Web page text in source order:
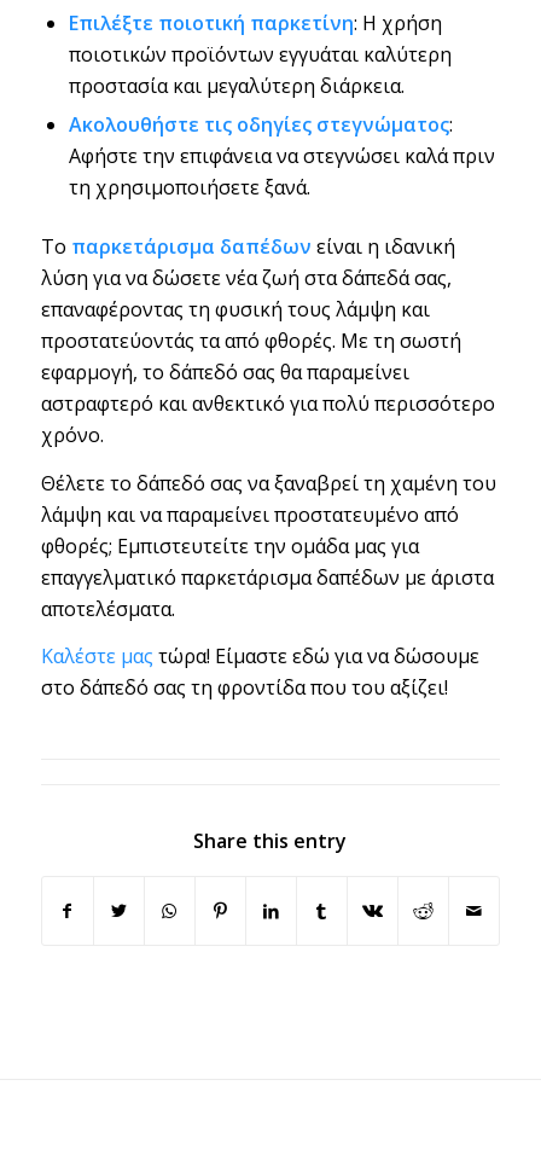
Επιλέξτε ποιοτική παρκετίνη: Η χρήση
ποιοτικών προϊόντων εγγυάται καλύτερη
προστασία και μεγαλύτερη διάρκεια.
Ακολουθήστε τις οδηγίες στεγνώματος:
Αφήστε την επιφάνεια να στεγνώσει καλά πριν
τη χρησιμοποιήσετε ξανά.
Το παρκετάρισμα δαπέδων είναι η ιδανική
λύση για να δώσετε νέα ζωή στα δάπεδά σας,
επαναφέροντας τη φυσική τους λάμψη και
προστατεύοντάς τα από φθορές. Με τη σωστή
εφαρμογή, το δάπεδό σας θα παραμείνει
αστραφτερό και ανθεκτικό για πολύ περισσότερο
χρόνο.
Θέλετε το δάπεδό σας να ξαναβρεί τη χαμένη του
λάμψη και να παραμείνει προστατευμένο από
φθορές; Εμπιστευτείτε την ομάδα μας για
επαγγελματικό παρκετάρισμα δαπέδων με άριστα
αποτελέσματα.
Καλέστε μας τώρα! Είμαστε εδώ για να δώσουμε
στο δάπεδό σας τη φροντίδα που του αξίζει!
Share this entry